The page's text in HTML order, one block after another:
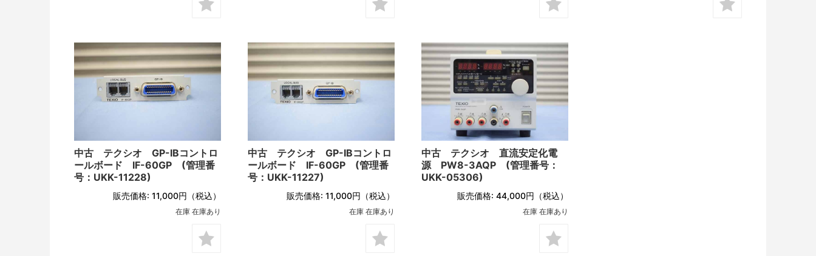
中古 テクシオ GP-IBコントロ
ールボード IF-60GP (管理番
号：UKK-11228)
販売価格: 11,000円 （税込）
在庫 在庫あり
中古 テクシオ GP-IBコントロ
ールボード IF-60GP (管理番
号：UKK-11227)
販売価格: 11,000円 （税込）
在庫 在庫あり
中古 テクシオ 直流安定化電
源 PW8-3AQP (管理番号：
UKK-05306)
販売価格: 44,000円 （税込）
在庫 在庫あり